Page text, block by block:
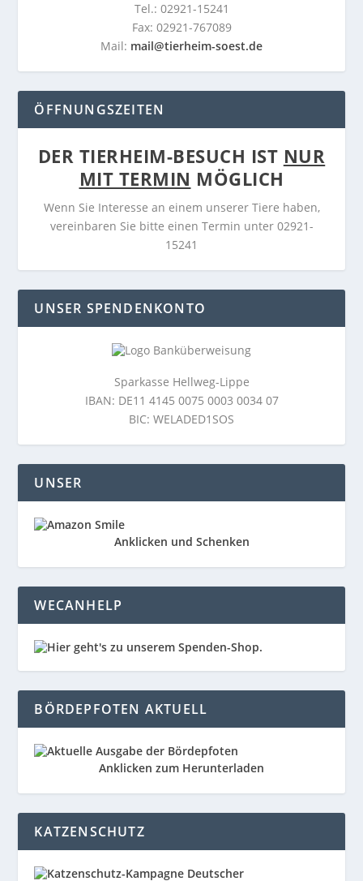
Tel.: 02921-15241
Fax: 02921-767089
Mail: mail@tierheim-soest.de
ÖFFNUNGSZEITEN
DER TIERHEIM-BESUCH IST NUR
MIT TERMIN MÖGLICH
Wenn Sie Interesse an einem unserer Tiere haben,
vereinbaren Sie bitte einen Termin unter 02921-
15241
UNSER SPENDENKONTO
Sparkasse Hellweg-Lippe
IBAN: DE11 4145 0075 0003 0034 07
BIC: WELADED1SOS
UNSER
Anklicken und Schenken
WECANHELP
BÖRDEPFOTEN AKTUELL
Anklicken zum Herunterladen
KATZENSCHUTZ